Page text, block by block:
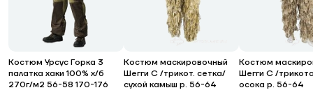
Костюм Урсус Горка 3
палатка хаки 100% х/б
270г/м2 56-58 170-176
Костюм маскировочный
Шегги С /трикот. сетка/
сухой камыш р. 56-64
Костюм
Шегги С /
осока р. 56-64